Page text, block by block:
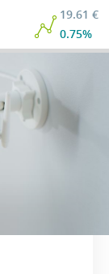
19.61 €
0.75%